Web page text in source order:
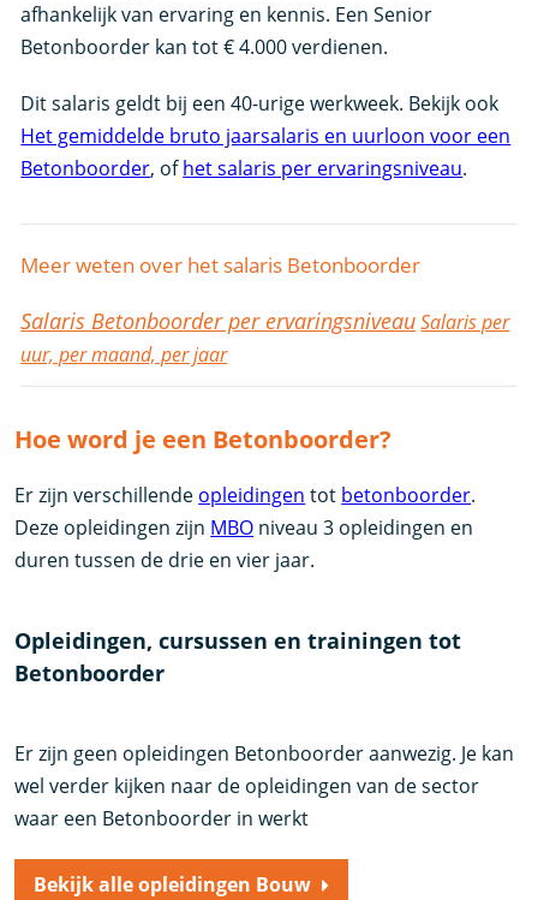
afhankelijk van ervaring en kennis. Een Senior
Betonboorder kan tot € 4.000 verdienen.
Dit salaris geldt bij een 40-urige werkweek. Bekijk ook
Het gemiddelde bruto jaarsalaris en uurloon voor een
Betonboorder, ofhet salaris per ervaringsniveau.
Meer weten over het salaris Betonboorder
Salaris Betonboorder per ervaringsniveauSalaris per
uur, per maand, per jaar
Hoe word je een Betonboorder?
Er zijn verschillende opleidingen tot betonboorder.
Deze opleidingen zijn MBO niveau 3 opleidingen en
duren tussen de drie en vier jaar.
Opleidingen, cursussen en trainingen tot
Betonboorder
Er zijn geen opleidingen Betonboorder aanwezig. Je kan
wel verder kijken naar de opleidingen van de sector
waar een Betonboorder in werkt
Bekijk alle opleidingen Bouw